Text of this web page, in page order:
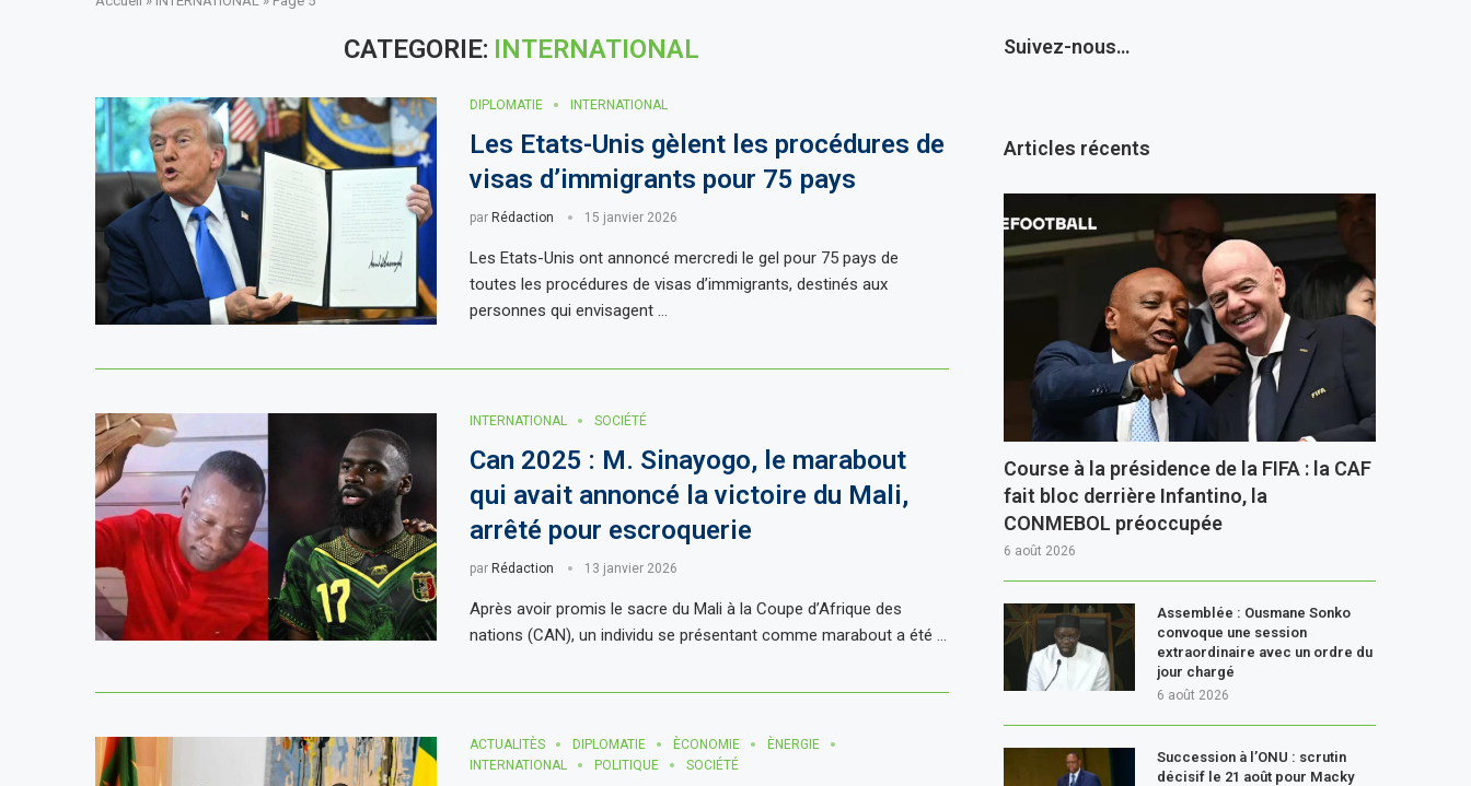
CATEGORIE: INTERNATIONAL
DIPLOMATIE INTERNATIONAL
Les Etats-Unis gèlent les procédures de
visas d’immigrants pour 75 pays
par Rédaction 15 janvier 2026
Les Etats-Unis ont annoncé mercredi le gel pour 75 pays de
toutes les procédures de visas d’immigrants, destinés aux
personnes qui envisagent …
INTERNATIONAL SOCIÉTÉ
Can 2025 : M. Sinayogo, le marabout
qui avait annoncé la victoire du Mali,
arrêté pour escroquerie
par Rédaction 13 janvier 2026
Après avoir promis le sacre du Mali à la Coupe d’Afrique des
nations (CAN), un individu se présentant comme marabout a été …
ACTUALITÈS DIPLOMATIE ÈCONOMIE
ÈNERGIE
INTERNATIONAL
POLITIQUE SOCIÉTÉ
Suivez-nous…
Articles récents
Course à la présidence de la FIFA : la CAF
fait bloc derrière Infantino, la
CONMEBOL préoccupée
6 août 2026
Assemblée : Ousmane Sonko
convoque une session
extraordinaire avec un ordre du
jour chargé
6 août 2026
Succession à l’ONU : scrutin
décisif le 21 août pour Macky